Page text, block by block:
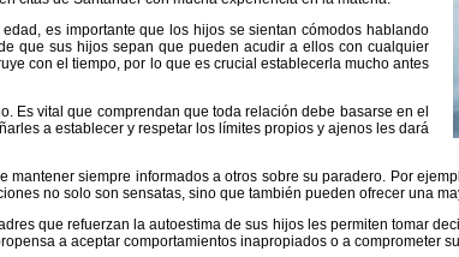
es importante que los hijos se sientan cómodos hablando
que sus hijos sepan que pueden acudir a ellos con cualquier
con el tiempo, por lo que es crucial establecerla mucho antes
Es vital que comprendan que toda relación debe basarse en el
a establecer y respetar los límites propios y ajenos les dará
siempre informados a otros sobre su paradero. Por
no solo son sensatas, sino que también pueden ofrecer una
que refuerzan la autoestima de sus hijos les permiten tomar
a aceptar comportamientos inapropiados o a comprometer